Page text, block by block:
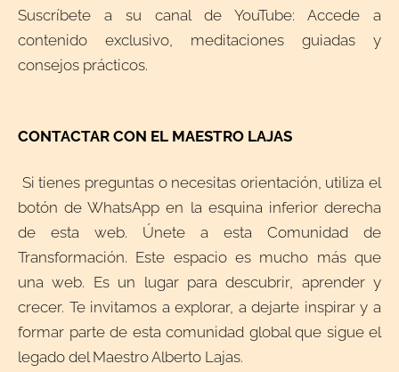
Suscríbete a su canal de YouTube: Accede a
contenido exclusivo, meditaciones guiadas y
consejos prácticos.
CONTACTAR CON EL MAESTRO LAJAS
Si tienes preguntas o necesitas orientación, utiliza el
botón de WhatsApp en la esquina inferior derecha
de esta web. Únete a esta Comunidad de
Transformación. Este espacio es mucho más que
una web. Es un lugar para descubrir, aprender y
crecer. Te invitamos a explorar, a dejarte inspirar y a
formar parte de esta comunidad global que sigue el
legado del Maestro Alberto Lajas.